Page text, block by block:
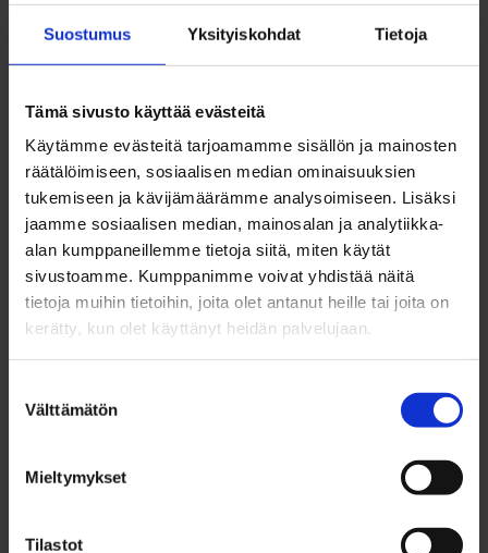
Suostumus Yksityiskohdat Tietoja
Tämä sivusto käyttää evästeitä
Käytämme evästeitä tarjoamamme sisällön ja mainosten
räätälöimiseen, sosiaalisen median ominaisuuksien
tukemiseen ja kävijämäärämme analysoimiseen. Lisäksi
jaamme sosiaalisen median, mainosalan ja analytiikka-
alan kumppaneillemme tietoja siitä, miten käytät
sivustoamme. Kumppanimme voivat yhdistää näitä
tietoja muihin tietoihin, joita olet antanut heille tai joita on
kerätty, kun olet käyttänyt heidän palvelujaan.
valinta
Välttämätön
Mieltymykset
Tilastot
tammikuu 2023
joulukuu 2022
marraskuu 2022
syyskuu 2022
elokuu 2022
heinäkuu 2022
kesäkuu 2022
toukokuu 2022
huhtikuu 2022
maaliskuu 2022
helmikuu 2022
tammikuu 2022
joulukuu 2021
lokakuu 2021
elokuu 2021